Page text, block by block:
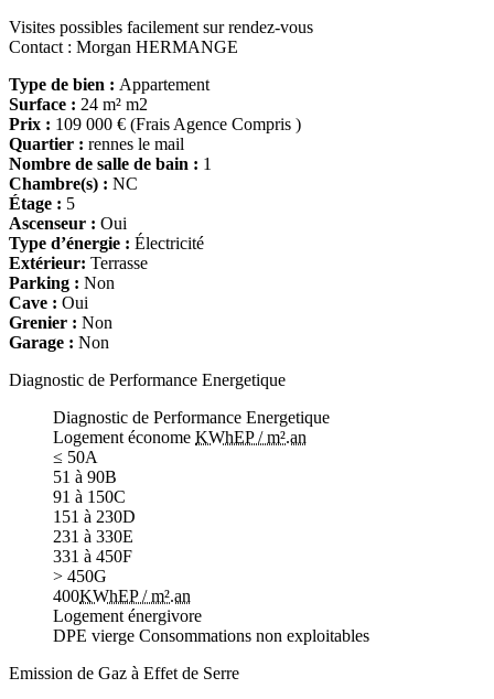
Visites possibles facilement sur rendez-vous
Contact : Morgan HERMANGE
Type de bien : Appartement
Surface : 24 m² m2
Prix : 109 000 € (Frais Agence Compris )
Quartier : rennes le mail
Nombre de salle de bain : 1
Chambre(s) : NC
Étage : 5
Ascenseur : Oui
Type d’énergie : Électricité
Extérieur: Terrasse
Parking : Non
Cave : Oui
Grenier : Non
Garage : Non
Diagnostic de Performance Energetique
Diagnostic de Performance Energetique
Logement économe KWhEP / m².an
≤ 50A
51 à 90B
91 à 150C
151 à 230D
231 à 330E
331 à 450F
> 450G
400KWhEP / m².an
Logement énergivore
DPE vierge Consommations non exploitables
Emission de Gaz à Effet de Serre